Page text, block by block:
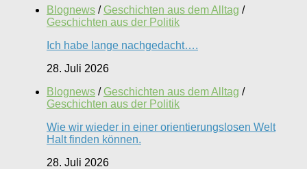
Blognews / Geschichten aus dem Alltag /
Geschichten aus der Politik
Ich habe lange nachgedacht….
28. Juli 2026
Blognews / Geschichten aus dem Alltag /
Geschichten aus der Politik
Wie wir wieder in einer orientierungslosen Welt
Halt finden können.
28. Juli 2026